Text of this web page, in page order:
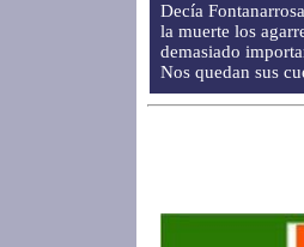
Decía
la muerte los
demasiado
Nos quedan sus